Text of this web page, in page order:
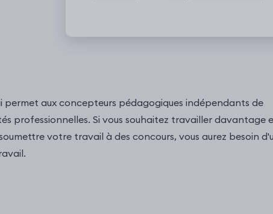
aux concepteurs pédagogiques indépendants de
professionnelles. Si vous souhaitez travailler davantage
votre travail à des concours, vous aurez besoin